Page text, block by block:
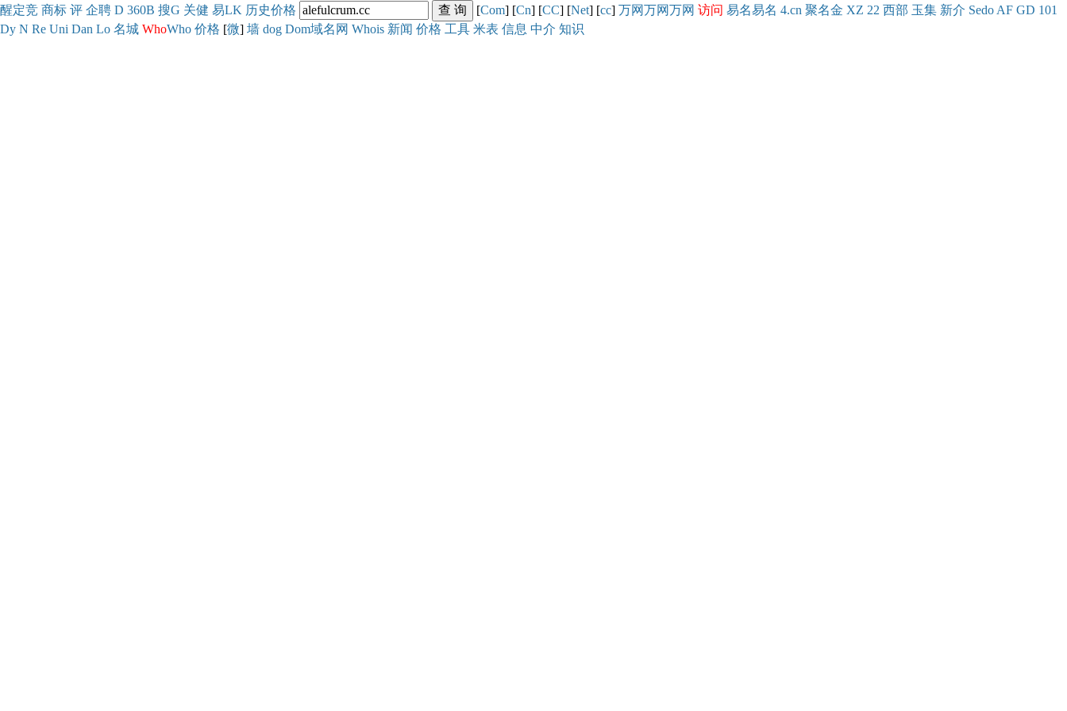
醒定竞 商标 评 企聘 D 360B 搜G 关健 易LK 历史价格 [Com] [Cn] [CC] [Net] [cc] 万网万网万网 访问 易名易名 4.cn 聚名金 XZ 22 西部 玉集 新介 Sedo AF GD 101
Dy N Re Uni Dan Lo 名城 WhoWho 价格 [微] 墙 dog Dom域名网 Whois 新闻 价格 工具 米表 信息 中介 知识